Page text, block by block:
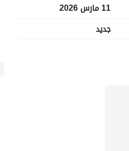
11 مارس 2026
جديد